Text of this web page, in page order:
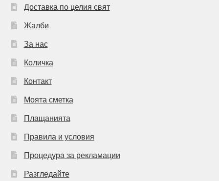
Доставка по целия свят
Жалби
За нас
Количка
Контакт
Моята сметка
Плащанията
Правила и условия
Процедура за рекламации
Разгледайте